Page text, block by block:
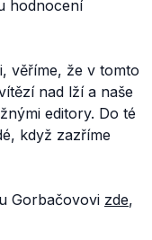
hodnocení
věříme, že v tomto
nad lží a naše
editory. Do té
když zazříme
Gorbačovovi zde,